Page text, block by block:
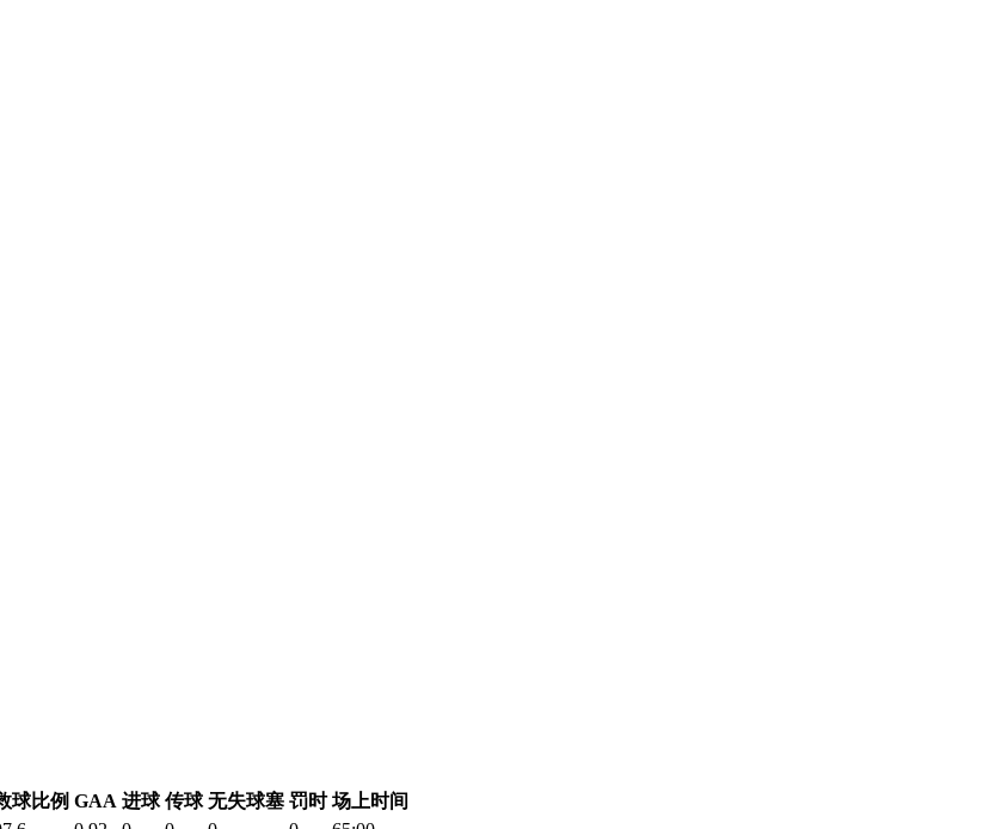
球比例 GAA 进球 传球 无失球塞 罚时 场上时间